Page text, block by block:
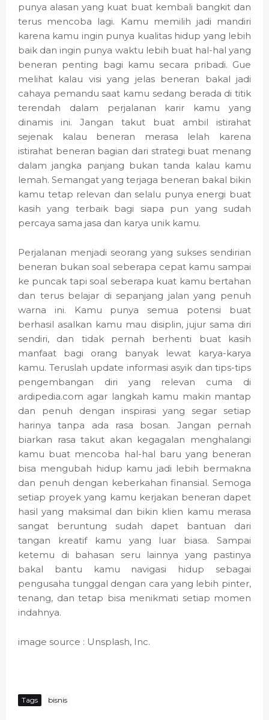
punya alasan yang kuat buat kembali bangkit dan
terus mencoba lagi. Kamu memilih jadi mandiri
karena kamu ingin punya kualitas hidup yang lebih
baik dan ingin punya waktu lebih buat hal-hal yang
beneran penting bagi kamu secara pribadi. Gue
melihat kalau visi yang jelas beneran bakal jadi
cahaya pemandu saat kamu sedang berada di titik
terendah dalam perjalanan karir kamu yang
dinamis ini. Jangan takut buat ambil istirahat
sejenak kalau beneran merasa lelah karena
istirahat beneran bagian dari strategi buat menang
dalam jangka panjang bukan tanda kalau kamu
lemah. Semangat yang terjaga beneran bakal bikin
kamu tetap relevan dan selalu punya energi buat
kasih yang terbaik bagi siapa pun yang sudah
percaya sama jasa dan karya unik kamu.
Perjalanan menjadi seorang yang sukses sendirian
beneran bukan soal seberapa cepat kamu sampai
ke puncak tapi soal seberapa kuat kamu bertahan
dan terus belajar di sepanjang jalan yang penuh
warna ini. Kamu punya semua potensi buat
berhasil asalkan kamu mau disiplin, jujur sama diri
sendiri, dan tidak pernah berhenti buat kasih
manfaat bagi orang banyak lewat karya-karya
kamu. Teruslah update informasi asyik dan tips-tips
pengembangan diri yang relevan cuma di
ardipedia.com agar langkah kamu makin mantap
dan penuh dengan inspirasi yang segar setiap
harinya tanpa ada rasa bosan. Jangan pernah
biarkan rasa takut akan kegagalan menghalangi
kamu buat mencoba hal-hal baru yang beneran
bisa mengubah hidup kamu jadi lebih bermakna
dan penuh dengan keberkahan finansial. Semoga
setiap proyek yang kamu kerjakan beneran dapet
hasil yang maksimal dan bikin klien kamu merasa
sangat beruntung sudah dapet bantuan dari
tangan kreatif kamu yang luar biasa. Sampai
ketemu di bahasan seru lainnya yang pastinya
bakal bantu kamu navigasi hidup sebagai
pengusaha tunggal dengan cara yang lebih pinter,
tenang, dan tetap bisa menikmati setiap momen
indahnya.
image source : Unsplash, Inc.
Tags bisnis